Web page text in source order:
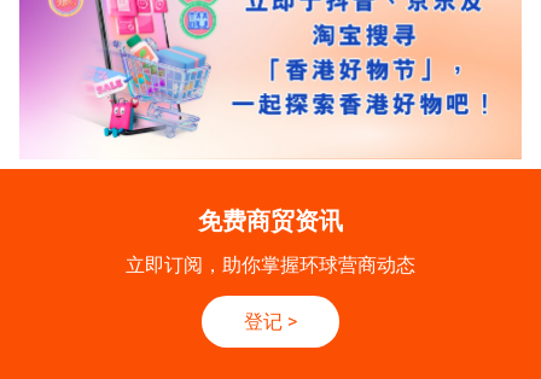
免费商贸资讯
立即订阅，助你掌握环球营商动态
登记 >